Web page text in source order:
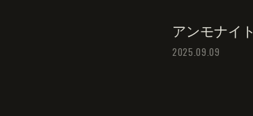
アンモナイト
2025.09.09